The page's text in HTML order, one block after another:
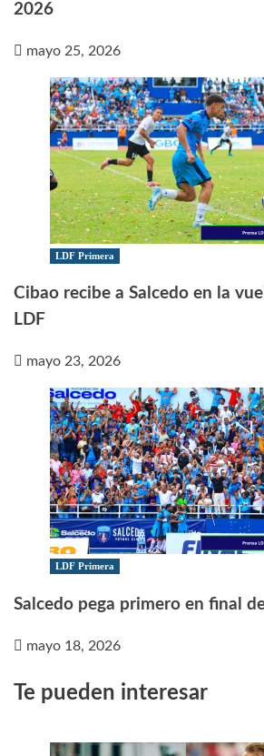
2026
mayo 25, 2026
LDF Primera
Cibao recibe a Salcedo en la
LDF
mayo 23, 2026
LDF Primera
Salcedo pega primero en final
mayo 18, 2026
Te pueden interesar